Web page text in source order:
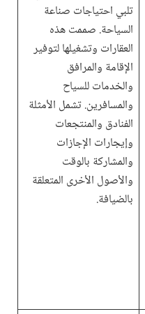
تلبي احتياجات صناعة
السياحة. صممت هذه
العقارات وتشغيلها لتوفير
الإقامة والمرافق
والخدمات للسياح
والمسافرين. تشمل الأمثلة
الفنادق والمنتجعات
وإيجارات الإجازات
والمشاركة بالوقت
والأصول الأخرى المتعلقة
بالضيافة.